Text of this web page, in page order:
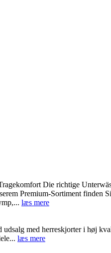
Die richtige
Premium-Sortiment finden
læs mere
udsalg med herreskjorter i
læs mere